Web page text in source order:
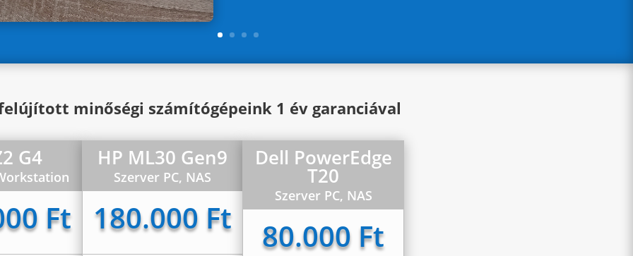
minőségi számítógépeink 1 év garanciával
G4
Ft
HP ML30 Gen9
Szerver PC, NAS
180.000 Ft
Dell PowerEdge
T20
Szerver PC, NAS
80.000 Ft